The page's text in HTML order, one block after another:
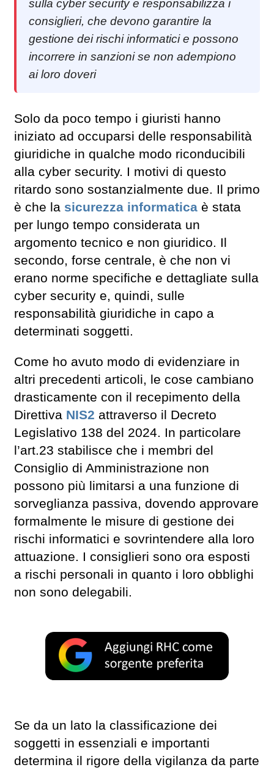
sulla cyber security e responsabilizza i
consiglieri, che devono garantire la
gestione dei rischi informatici e possono
incorrere in sanzioni se non adempiono
ai loro doveri
Solo da poco tempo i giuristi hanno
iniziato ad occuparsi delle responsabilità
giuridiche in qualche modo riconducibili
alla cyber security. I motivi di questo
ritardo sono sostanzialmente due. Il primo
è che la sicurezza informatica è stata
per lungo tempo considerata un
argomento tecnico e non giuridico. Il
secondo, forse centrale, è che non vi
erano norme specifiche e dettagliate sulla
cyber security e, quindi, sulle
responsabilità giuridiche in capo a
determinati soggetti.
Come ho avuto modo di evidenziare in
altri precedenti articoli, le cose cambiano
drasticamente con il recepimento della
Direttiva NIS2 attraverso il Decreto
Legislativo 138 del 2024. In particolare
l’art.23 stabilisce che i membri del
Consiglio di Amministrazione non
possono più limitarsi a una funzione di
sorveglianza passiva, dovendo approvare
formalmente le misure di gestione dei
rischi informatici e sovrintendere alla loro
attuazione. I consiglieri sono ora esposti
a rischi personali in quanto i loro obblighi
non sono delegabili.
Se da un lato la classificazione dei
soggetti in essenziali e importanti
determina il rigore della vigilanza da parte